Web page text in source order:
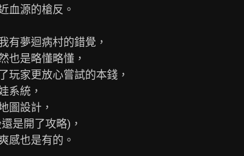
血源的槍反。
有夢迴病村的錯覺，
也是略懂略懂，
玩家更放心嘗試的本錢，
系統，
圖設計，
是開了攻略)，
感也是有的。